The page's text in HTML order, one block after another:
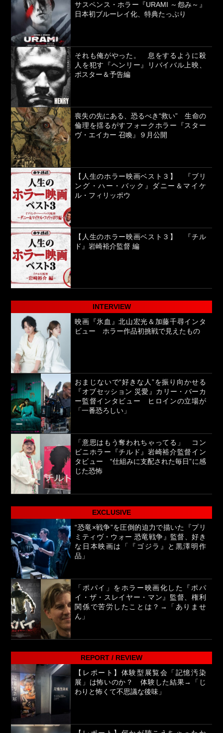
サスペンス・ホラー『URAMI ～怨み～』
日本初ブルーレイ化、特典たっぷり
それも俺がやった。 息をするように殺
人を犯す『ヘンリー』リバイバル上映、
ポスター＆予告編
喪失の先にある、恐るべき“救い” 生命の
倫理を揺るがすフォークホラー『スター
ヴ・エイカー 召喚』９月公開
【人生のホラー映画ベスト３】 『ブリ
ング・ハー・バック』ダニー＆マイケ
ル・フィリッポウ
【人生のホラー映画ベスト３】 『チル
ド』岩崎裕介監督 編
INTERVIEW
映画『氷血』北山宏光＆加藤千尋インタ
ビュー ホラー作品初挑戦で見えたもの
おまじないで“好きな人”を振り向かせる
『オブセッション 災愛』カリー・バーカ
ー監督インタビュー ヒロインの立場が
「一番恐ろしい」
「意思はもう奪われちゃってる」 コン
ビニホラー『チルド』岩崎裕介監督イン
タビュー “仕組みに支配された毎日”に感
じた恐怖
EXCLUSIVE
“恐竜×戦争”を圧倒的迫力で描いた『プリ
ミティヴ・ウォー 恐竜戦争』監督、好き
な日本映画は「『ゴジラ』と黒澤明作
品」
「ポパイ」をホラー映画化した『ポパ
イ・ザ・スレイヤー・マン』監督、権利
関係で苦労したことは？→「ありませ
ん」
REPORT / REVIEW
【レポート】体験型展覧会「記憶汚染
展」は怖いのか？ 体験した結果→「じ
わりと怖くて不思議な後味」